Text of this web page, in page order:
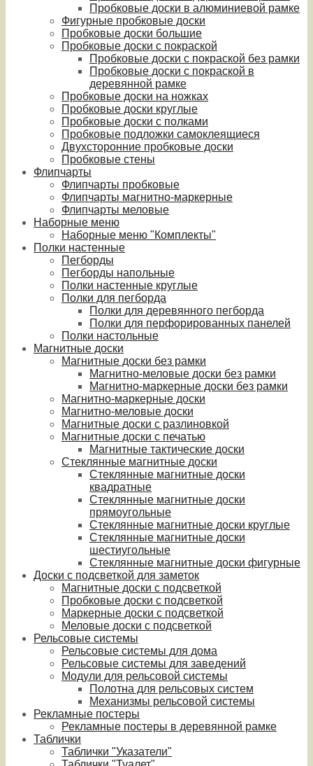
Пробковые доски в алюминиевой рамке
Фигурные пробковые доски
Пробковые доски большие
Пробковые доски с покраской
Пробковые доски с покраской без рамки
Пробковые доски с покраской в
деревянной рамке
Пробковые доски на ножках
Пробковые доски круглые
Пробковые доски с полками
Пробковые подложки самоклеящиеся
Двухсторонние пробковые доски
Пробковые стены
Флипчарты
Флипчарты пробковые
Флипчарты магнитно-маркерные
Флипчарты меловые
Наборные меню
Наборные меню "Комплекты"
Полки настенные
Пегборды
Пегборды напольные
Полки настенные круглые
Полки для пегборда
Полки для деревянного пегборда
Полки для перфорированных панелей
Полки настольные
Магнитные доски
Магнитные доски без рамки
Магнитно-меловые доски без рамки
Магнитно-маркерные доски без рамки
Магнитно-маркерные доски
Магнитно-меловые доски
Магнитные доски с разлиновкой
Магнитные доски с печатью
Магнитные тактические доски
Стеклянные магнитные доски
Стеклянные магнитные доски
квадратные
Стеклянные магнитные доски
прямоугольные
Стеклянные магнитные доски круглые
Стеклянные магнитные доски
шестиугольные
Стеклянные магнитные доски фигурные
Доски с подсветкой для заметок
Магнитные доски с подсветкой
Пробковые доски с подсветкой
Маркерные доски с подсветкой
Меловые доски с подсветкой
Рельсовые системы
Рельсовые системы для дома
Рельсовые системы для заведений
Модули для рельсовой системы
Полотна для рельсовых систем
Механизмы рельсовой системы
Рекламные постеры
Рекламные постеры в деревянной рамке
Таблички
Таблички "Указатели"